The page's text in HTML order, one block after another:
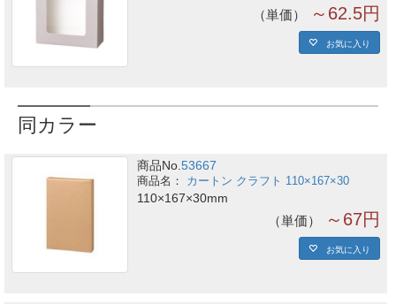
単価 ～62.5円
お気に入り
同カラー
商品No.53667
カートン クラフト 110×167×30
110×167×30mm
単価 ～67円
お気に入り